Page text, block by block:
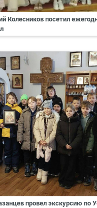
Колесников посетил
провел экскурсию по